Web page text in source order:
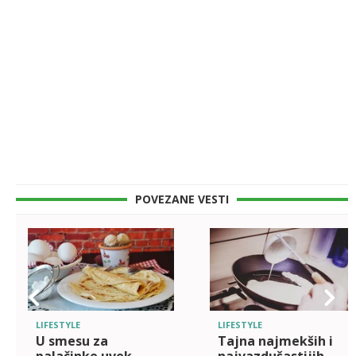
POVEZANE VESTI
LIFESTYLE
U smesu za
LIFESTYLE
Tajna najmekših i